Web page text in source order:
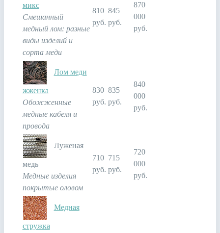
микс
Смешанный
медный лом: разные
виды изделий и
сорта меди
810
руб.
845
руб.
870
000
руб.
Лом меди
жженка
Обожженные
медные кабеля и
провода
830
руб.
835
руб.
840
000
руб.
Луженая
медь
Медные изделия
покрытые оловом
710
руб.
715
руб.
720
000
руб.
Медная
стружка